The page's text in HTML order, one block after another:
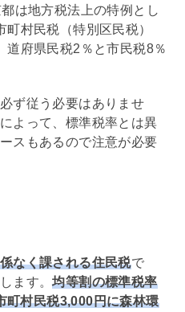
は地方税法上の特例とし
村民税（特別区民税）
道府県民税2％と市民税8％
ず従う必要はありませ
よって、標準税率とは異
スもあるので注意が必要
なく課される住民税で
ます。均等割の標準税率
町村民税3,000円に森林環